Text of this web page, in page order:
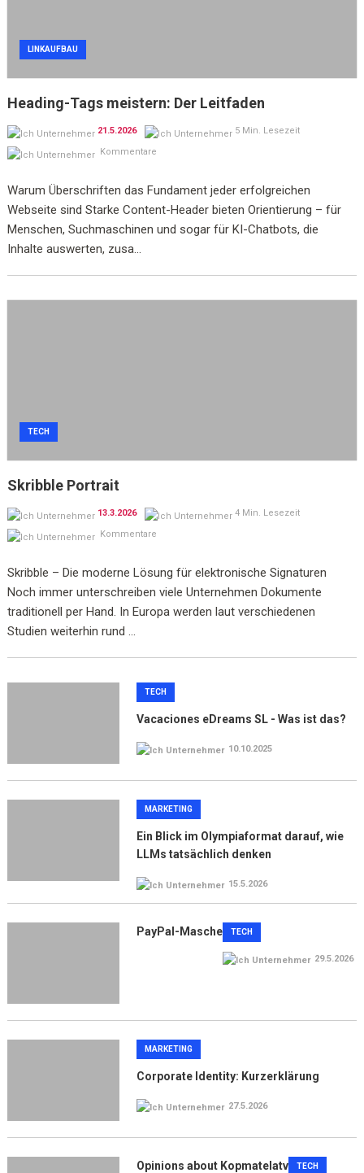
LINKAUFBAU
Heading-Tags meistern: Der Leitfaden
21.5.2026
5 Min. Lesezeit
Kommentare
Warum Überschriften das Fundament jeder erfolgreichen
Webseite sind Starke Content-Header bieten Orientierung – für
Menschen, Suchmaschinen und sogar für KI-Chatbots, die
Inhalte auswerten, zusa...
TECH
Skribble Portrait
13.3.2026
4 Min. Lesezeit
Kommentare
Skribble – Die moderne Lösung für elektronische Signaturen
Noch immer unterschreiben viele Unternehmen Dokumente
traditionell per Hand. In Europa werden laut verschiedenen
Studien weiterhin rund ...
TECH
Vacaciones eDreams SL - Was ist das?
10.10.2025
MARKETING
Ein Blick im Olympiaformat darauf, wie
LLMs tatsächlich denken
15.5.2026
TECH
PayPal-Masche
29.5.2026
MARKETING
Corporate Identity: Kurzerklärung
27.5.2026
TECH
Opinions about Kopmatelatv